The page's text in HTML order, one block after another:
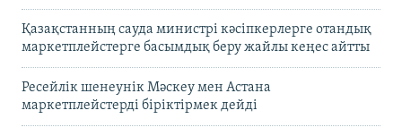
Қазақстанның сауда министрі кәсіпкерлерге отандық
маркетплейстерге басымдық беру жайлы кеңес айтты
Ресейлік шенеунік Мәскеу мен Астана
маркетплейстерді біріктірмек дейді